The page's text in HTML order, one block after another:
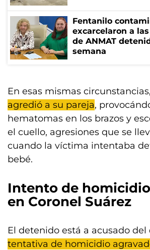
Fentanilo
excarcelaron a
de ANMAT
semana
En esas mismas circunstancias,
agredió a su pareja,
hematomas en los brazos y
el cuello, agresiones que se
cuando la víctima intentaba
bebé.
Intento de
en Coronel Suárez
El detenido está a acusado del
tentativa de homicidio